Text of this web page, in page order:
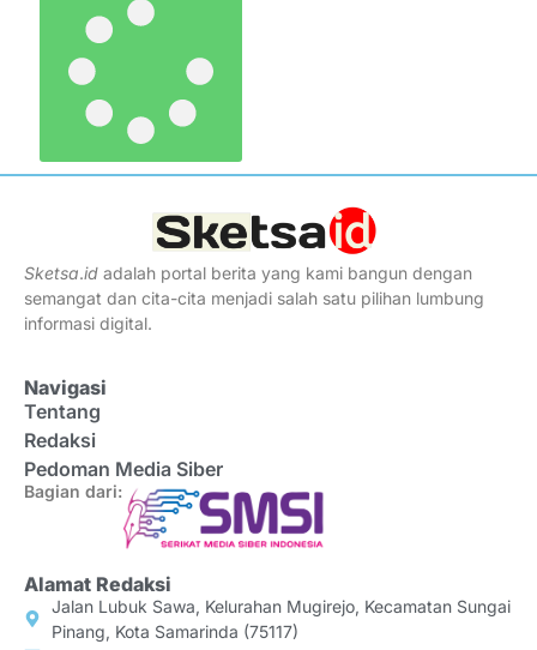
Sketsa.id adalah portal berita yang kami bangun dengan
semangat dan cita-cita menjadi salah satu pilihan lumbung
informasi digital.
Navigasi
Tentang
Redaksi
Pedoman Media Siber
Bagian dari:
Alamat Redaksi
Jalan Lubuk Sawa, Kelurahan Mugirejo, Kecamatan Sungai
Pinang, Kota Samarinda (75117)